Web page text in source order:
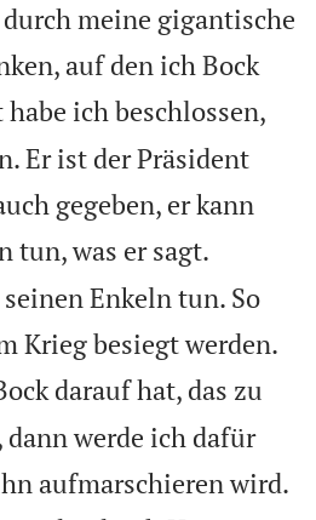
meine gigantische
auf den ich Bock
ich beschlossen,
Er ist der Präsident
gegeben, er kann
tun, was er sagt.
Enkeln tun. So
Krieg besiegt werden.
darauf hat, das zu
werde ich dafür
aufmarschieren wird.